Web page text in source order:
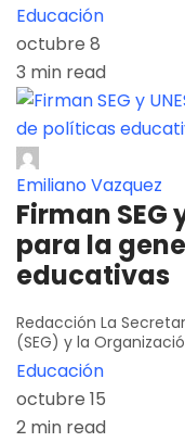
Educación
octubre 8
3 min read
Emiliano Vazquez
Firman SEG
para la
educativas
Redacción La
(SEG) y la
Educación
octubre 15
2 min read